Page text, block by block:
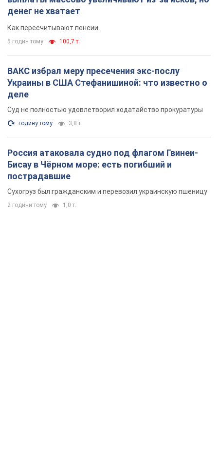
денег не хватает
Как пересчитывают пенсии
5 годин тому 100,7 т.
ВАКС избрал меру пресечения экс-послу
Украины в США Стефанишиной: что известно о
деле
Суд не полностью удовлетворил ходатайство прокуратуры
годину тому 3,8 т.
Россия атаковала судно под флагом Гвинеи-
Бисау в Чёрном море: есть погибший и
пострадавшие
Сухогруз был гражданским и перевозил украинскую пшеницу
2 години тому 1,0 т.